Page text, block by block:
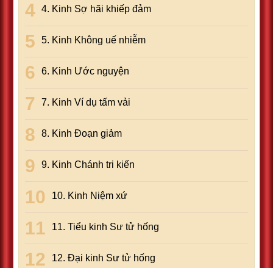
4. Kinh Sợ hãi khiếp đảm
5. Kinh Không uế nhiễm
6. Kinh Ước nguyện
7. Kinh Ví dụ tấm vải
8. Kinh Ðoạn giảm
9. Kinh Chánh tri kiến
10. Kinh Niệm xứ
11. Tiểu kinh Sư tử hống
12. Ðại kinh Sư tử hống